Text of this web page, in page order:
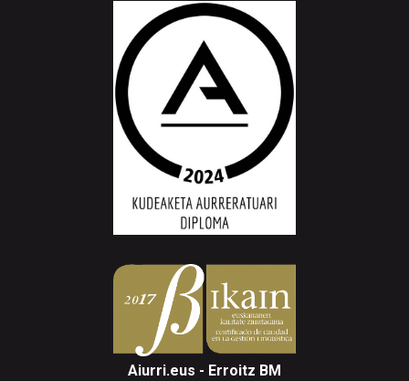
Aiurri.eus - Erroitz BM